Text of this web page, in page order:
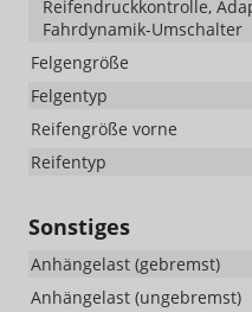
Reifendruckkontrolle,
Fahrdynamik-Umschalter
Felgengröße
Felgentyp
Reifengröße vorne
Reifentyp
Sonstiges
Anhängelast (gebremst)
Anhängelast (ungebremst)